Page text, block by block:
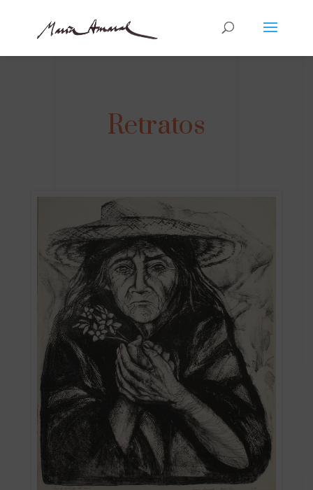
Retratos